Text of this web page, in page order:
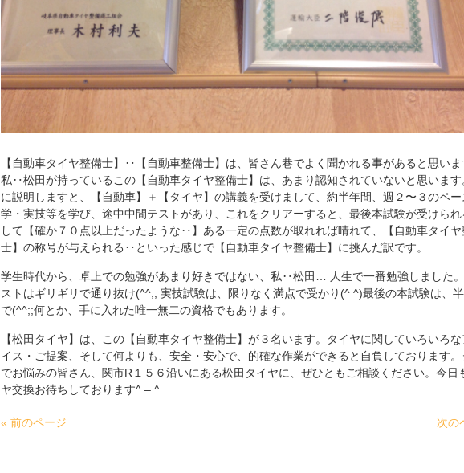
【自動車タイヤ整備士】‥【自動車整備士】は、皆さん巷でよく聞かれる事があると思いま
私‥松田が持っているこの【自動車タイヤ整備士】は、あまり認知されていないと思います
に説明しますと、【自動車】＋【タイヤ】の講義を受けまして、約半年間、週２〜３のペー
学・実技等を学び、途中中間テストがあり、これをクリアーすると、最後本試験が受けら
して【確か７０点以上だったような‥】ある一定の点数が取れれば晴れて、【自動車タイヤ
士】の称号が与えられる‥といった感じで【自動車タイヤ整備士】に挑んだ訳です。
学生時代から、卓上での勉強があまり好きではない、私‥松田… 人生で一番勉強しました
ストはギリギリで通り抜け(^^;; 実技試験は、限りなく満点で受かり(^ ^)最後の本試験は、
で(^^;;何とか、手に入れた唯一無二の資格でもあります。
【松田タイヤ】は、この【自動車タイヤ整備士】が３名います。タイヤに関していろいろ
イス・ご提案、そして何よりも、安全・安心で、的確な作業ができると自負しております。
でお悩みの皆さん、関市R１５６沿いにある松田タイヤに、ぜひともご相談ください。今日
ヤ交換お待ちしております^ – ^
« 前のページ 次の